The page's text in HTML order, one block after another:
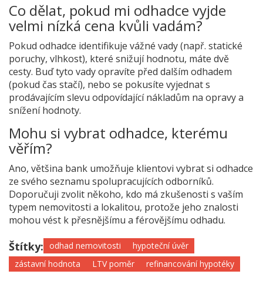
Co dělat, pokud mi odhadce vyjde
velmi nízká cena kvůli vadám?
Pokud odhadce identifikuje vážné vady (např. statické
poruchy, vlhkost), které snižují hodnotu, máte dvě
cesty. Buď tyto vady opravíte před dalším odhadem
(pokud čas stačí), nebo se pokusíte vyjednat s
prodávajícím slevu odpovídající nákladům na opravy a
snížení hodnoty.
Mohu si vybrat odhadce, kterému
věřím?
Ano, většina bank umožňuje klientovi vybrat si odhadce
ze svého seznamu spolupracujících odborníků.
Doporučuji zvolit někoho, kdo má zkušenosti s vaším
typem nemovitosti a lokalitou, protože jeho znalosti
mohou vést k přesnějšímu a férovějšímu odhadu.
Štítky: odhad nemovitosti
hypoteční úvěr
zástavní hodnota
LTV poměr refinancování hypotéky